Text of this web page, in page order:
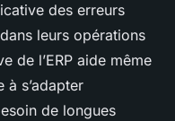
des erreurs
leurs opérations
de l’ERP aide même
à s’adapter
de longues